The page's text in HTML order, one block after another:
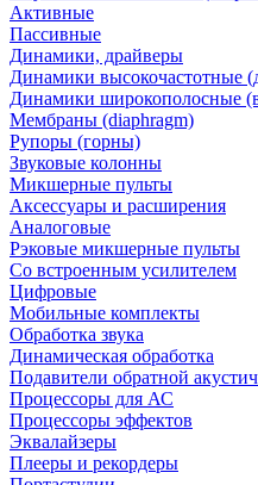
Активные
Пассивные
Динамики, драйверы
Динамики высокочастотные
Динамики широкополосные
Мембраны (diaphragm)
Рупоры (горны)
Звуковые колонны
Микшерные пульты
Аксессуары и расширения
Аналоговые
Рэковые микшерные пульты
Со встроенным усилителем
Цифровые
Мобильные комплекты
Обработка звука
Динамическая обработка
Подавители обратной
Процессоры для АС
Процессоры эффектов
Эквалайзеры
Плееры и рекордеры